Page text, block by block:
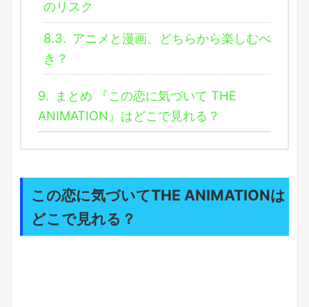
のリスク
8.3. アニメと漫画、どちらから楽しむべ
き？
9.
まとめ 『この恋に気づいて THE
ANIMATION』はどこで見れる？
この恋に気づいてTHE ANIMATIONは
どこで見れる？